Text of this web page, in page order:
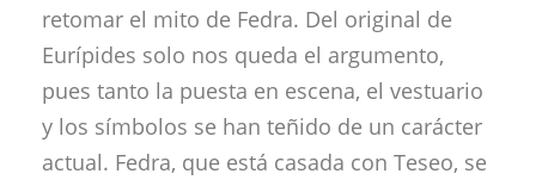
retomar el mito de Fedra. Del original de
Eurípides solo nos queda el argumento,
pues tanto la puesta en escena, el vestuario
y los símbolos se han teñido de un carácter
actual. Fedra, que está casada con Teseo, se